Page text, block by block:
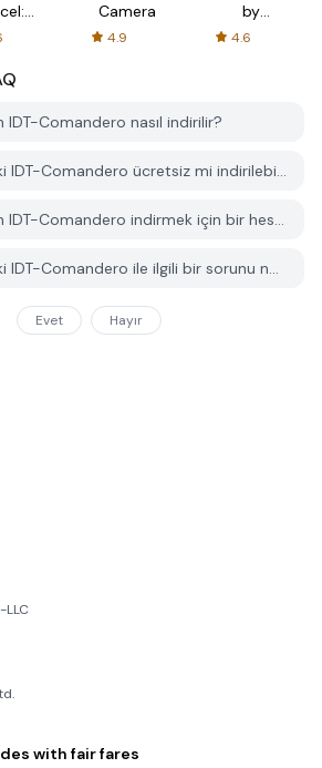
Camera
4.9
by
AFTVnews
4.6
IDT-Comandero nasıl indirilir?
PGYER APK HUB'daki IDT-Comandero ücretsiz mi indirilebilir?
PGYER APK HUB'dan IDT-Comandero indirmek için bir hesaba ihtiyacım var mı?
PGYER APK HUB'daki IDT-Comandero ile ilgili bir sorunu nasıl bildirebilirim?
Evet Hayır
LLC
with fair fares